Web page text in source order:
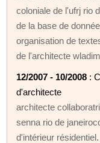
coloniale de l'ufrj rio
de la base de
organisation de
de l'architecte
12/2007 - 10/2008 :
d'architecte
architecte
senna rio de
d'intérieur